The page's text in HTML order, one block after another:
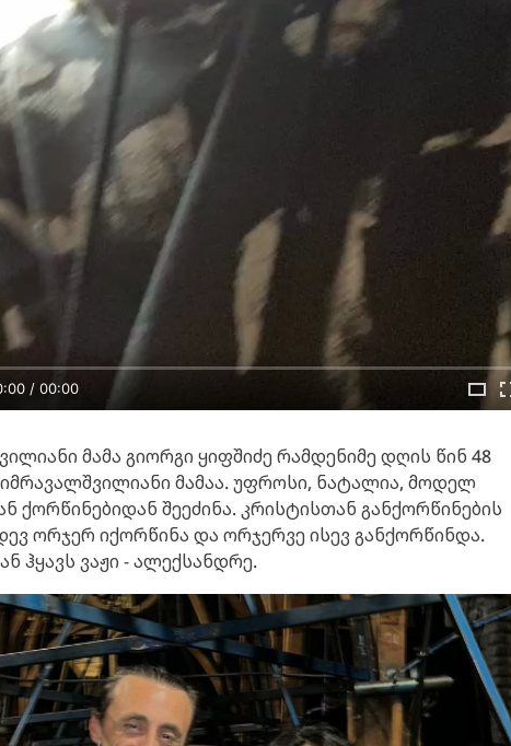
/ 00:00
მამა გიორგი ყიფშიძე რამდენიმე დღის წინ 48
მამაა. უფროსი, ნატალია, მოდელ
ქორწინებიდან შეეძინა. კრისტისთან განქორწინების
ორჯერ იქორწინა და ორჯერვე ისევ განქორწინდა.
ჰყავს ვაჟი - ალექსანდრე.